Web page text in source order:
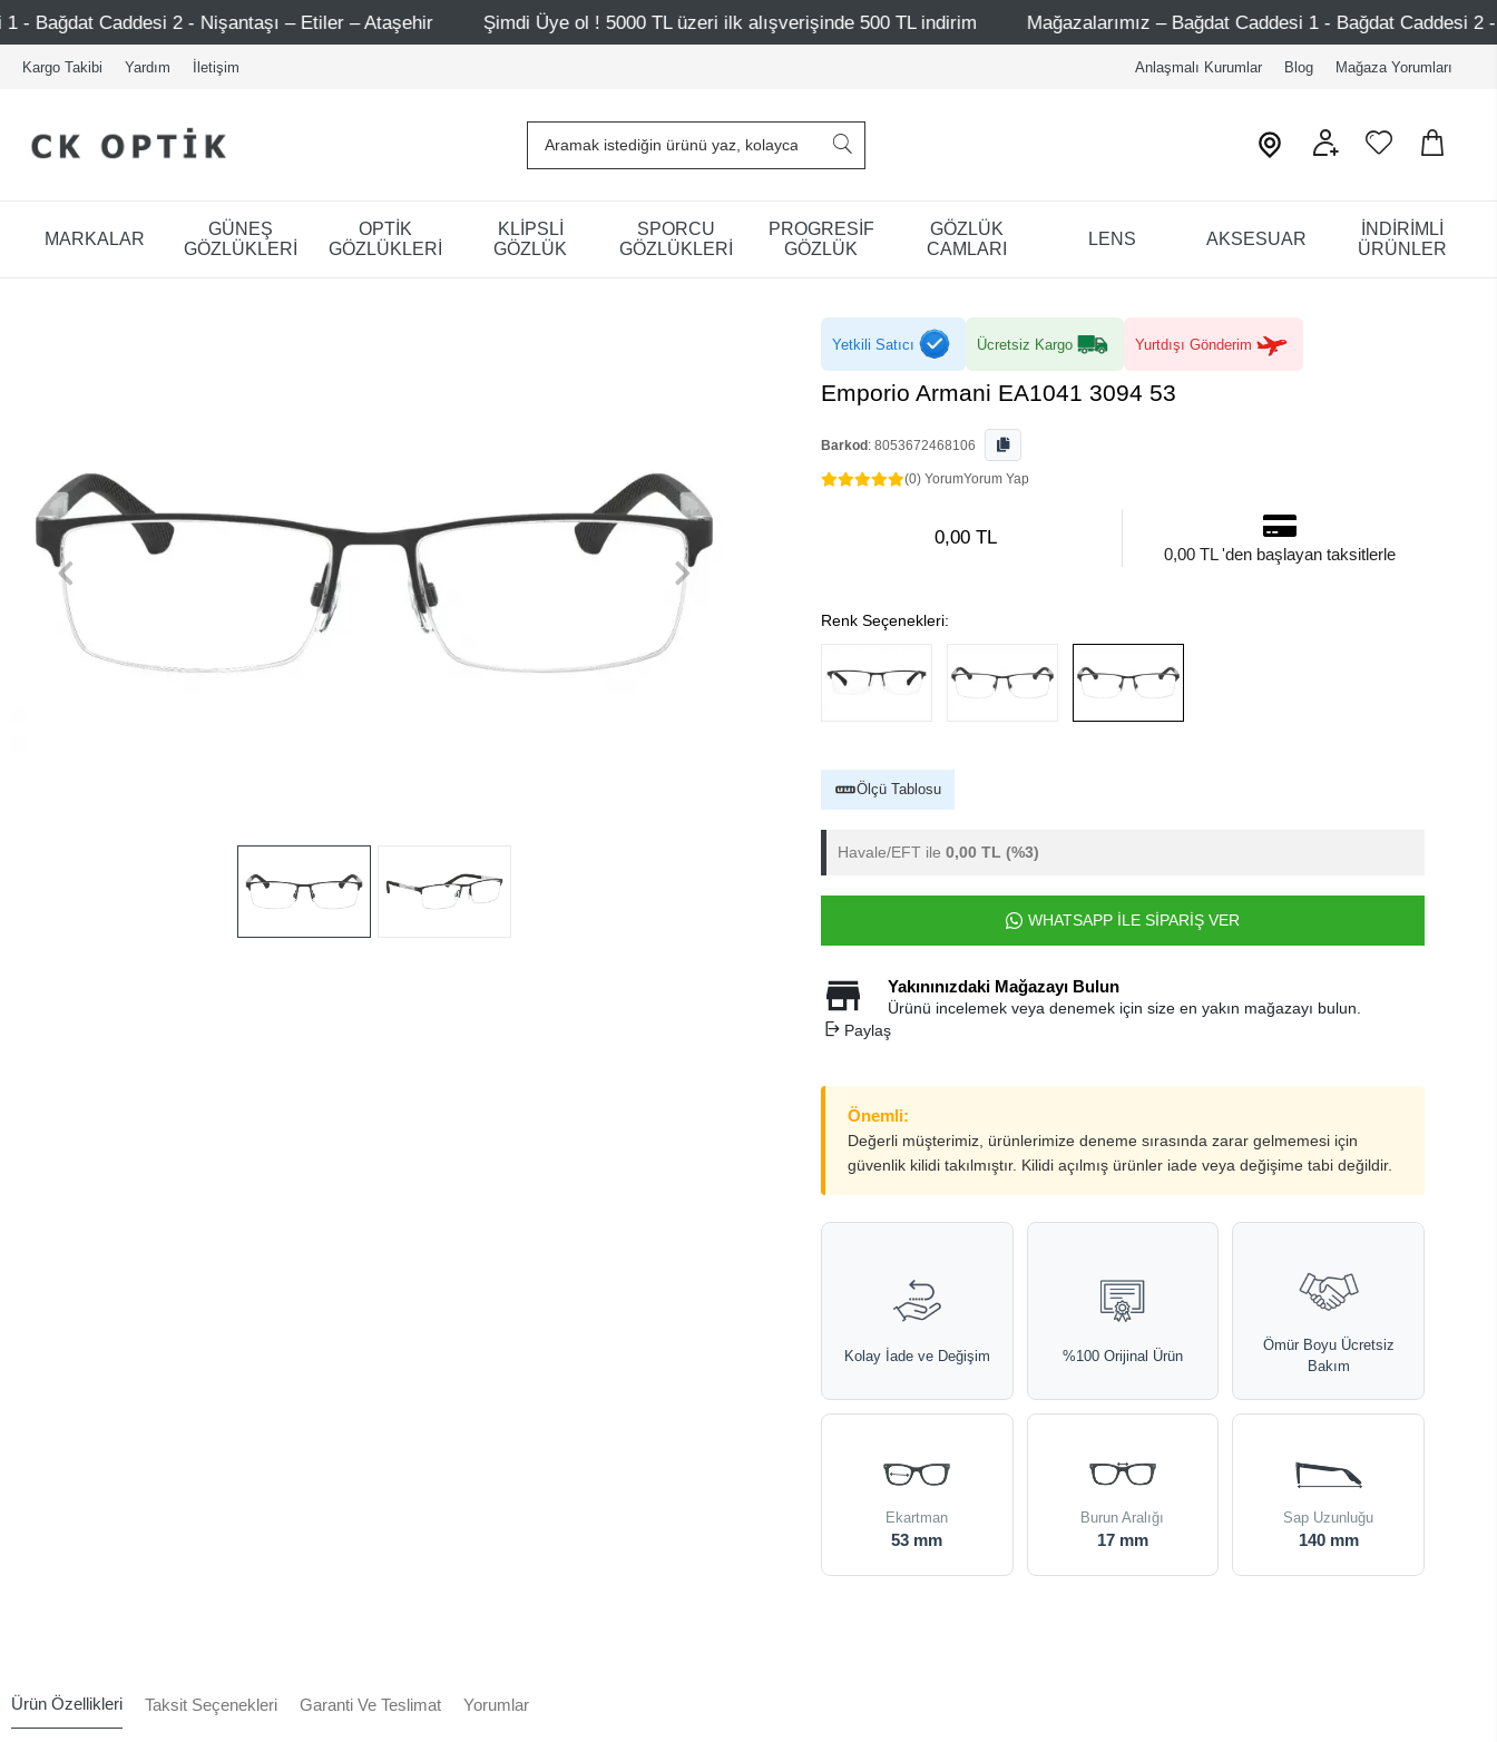
- Nişantaşı – Etiler – Ataşehir Şimdi Üye ol ! 5000 TL üzeri ilk alışverişinde 500 TL indirim Mağazalarımız – Bağdat Caddesi 1 - Bağdat Caddesi 2 - Nişantaşı – Etiler –
Kargo Takibi Yardım İletişim Anlaşmalı Kurumlar Blog Mağaza Yorumları
MARKALAR
GÜNEŞ
GÖZLÜKLERİ
OPTİK
GÖZLÜKLERİ
KLİPSLİ
GÖZLÜK
SPORCU
GÖZLÜKLERİ
PROGRESİF
GÖZLÜK
GÖZLÜK
CAMLARI
LENS AKSESUAR
İNDİRİMLİ
ÜRÜNLER
Yetkili Satıcı Ücretsiz Kargo Yurtdışı Gönderim
Emporio Armani EA1041 3094 53
Barkod : 8053672468106
(0) YorumYorum Yap
0,00 TL
0,00 TL 'den başlayan taksitlerle
Renk Seçenekleri:
Ölçü Tablosu
Havale/EFT ile 0,00 TL (%3)
WHATSAPP İLE SİPARİŞ VER
Yakınınızdaki Mağazayı Bulun
Ürünü incelemek veya denemek için size en yakın mağazayı bulun.
Paylaş
Önemli:
Değerli müşterimiz, ürünlerimize deneme sırasında zarar gelmemesi için
güvenlik kilidi takılmıştır. Kilidi açılmış ürünler iade veya değişime tabi değildir.
Kolay İade ve Değişim %100 Orijinal Ürün
Ömür Boyu Ücretsiz
Bakım
Ekartman
53 mm
Burun Aralığı
17 mm
Sap Uzunluğu
140 mm
Ürün Özellikleri Taksit Seçenekleri Garanti Ve Teslimat Yorumlar